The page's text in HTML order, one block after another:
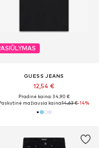
GUESS JEANS
12,54 €
Pradinė kaina: 34,90 €
mažiausia kaina:14,63 €-14%